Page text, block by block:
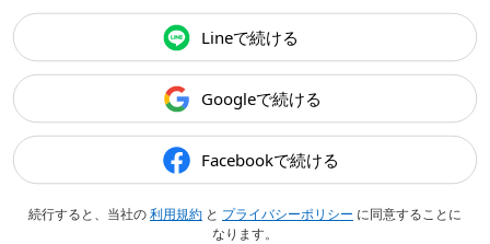
Lineで続ける
Googleで続ける
Facebookで続ける
続行すると、当社の利用規約 と プライバシーポリシー に同意することに
なります。